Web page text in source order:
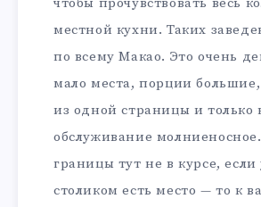
местной кухни. Таких
по всему Макао. Это очень
мало места, порции
из одной страницы и только
обслуживание
границы тут не в курсе, если
столиком есть место — то к